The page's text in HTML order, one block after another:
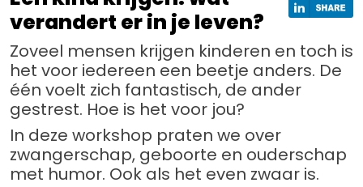
verandert er in je leven?
Zoveel mensen krijgen kinderen en toch is
het voor iedereen een beetje anders. De
één voelt zich fantastisch, de ander
gestrest. Hoe is het voor jou?
In deze workshop praten we over
zwangerschap, geboorte en ouderschap
met humor. Ook als het even zwaar is.